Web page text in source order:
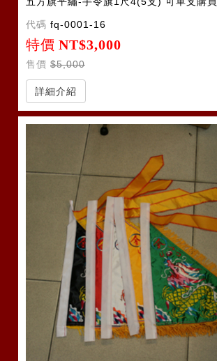
代碼 fq-0001-16
特價 NT$3,000
售價 $5,000
詳細介紹